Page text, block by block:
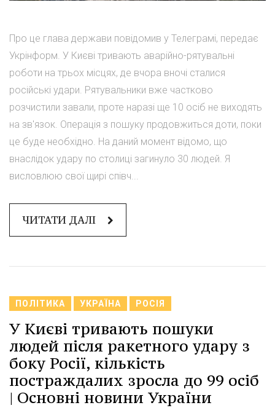
Про це глава держави повідомив у Телеграмі, передає
Укрінформ. У Києві тривають аварійно-рятувальні
роботи на трьох місцях, де вчора вночі сталися
російські удари. Рятувальники вже частково
розчистили завали, проте наразі ще 10 осіб не виходять
на зв'язок. Операція з пошуку продовжиться доти, поки
це буде необхідно. На даний момент відомо, що
внаслідок удару по столиці загинуло 30 людей. Я
висловлюю свої щирі співч...
ЧИТАТИ ДАЛІ
ПОЛІТИКА УКРАЇНА РОСІЯ
У Києві тривають пошуки
людей після ракетного удару з
боку Росії, кількість
постраждалих зросла до 99 осіб
| Основні новини України